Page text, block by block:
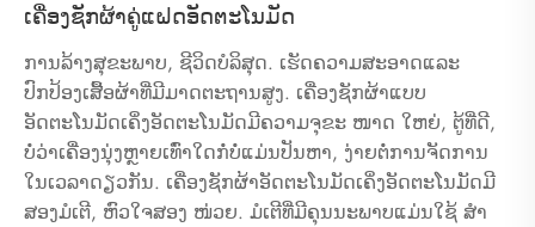
ເຄື່ອງຊັກຜ້າຄູ່ແຝດອັດຕະໂນມັດ
ການລ້າງສຸຂະພາບ, ຊີວິດບໍລິສຸດ. ເຮັດຄວາມສະອາດແລະ
ປົກປ້ອງເສື້ອຜ້າທີ່ມີມາດຕະຖານສູງ. ເຄື່ອງຊັກຜ້າແບບ
ອັດຕະໂນມັດເຄິ່ງອັດຕະໂນມັດມີຄວາມຈຸຂະ ໜາດ ໃຫຍ່, ຕູ້ທີ່ດີ,
ບໍ່ວ່າເຄື່ອງນຸ່ງຫຼາຍເທົ່າໃດກໍ່ບໍ່ແມ່ນປັນຫາ, ງ່າຍຕໍ່ການຈັດການ
ໃນເວລາດຽວກັນ. ເຄື່ອງຊັກຜ້າອັດຕະໂນມັດເຄິ່ງອັດຕະໂນມັດມີ
ສອງມໍເຕີ, ຫົວໃຈສອງ ໜ່ວຍ. ມໍເຕີທີ່ມີຄຸນນະພາບແມ່ນໃຊ້ ສຳ